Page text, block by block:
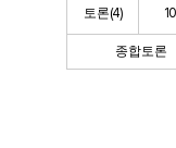
토론(4) 10
종합토론